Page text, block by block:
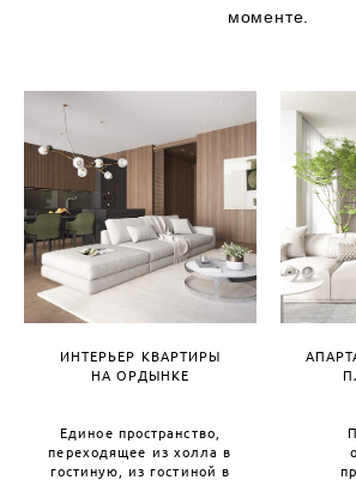
моменте.
ИНТЕРЬЕР КВАРТИРЫ
НА ОРДЫНКЕ
Единое пространство,
переходящее из холла в
гостиную, из гостиной в